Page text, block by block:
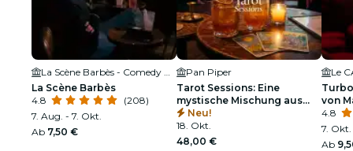
La Scène Barbès
4.8
(208)
7. Aug. - 7. Okt.
Ab 7,50 €
Pan Piper
Tarot Sessions: Eine
mystische Mischung aus
Karten und Cocktails
Neu!
18. Okt.
48,00 €
Le
von
4.8
7. Okt.
Ab